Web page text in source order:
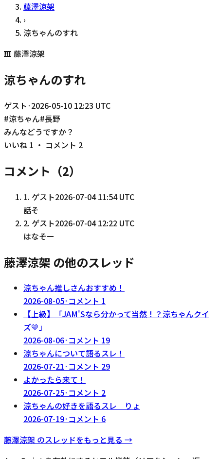
藤澤涼架
›
涼ちゃんのすれ
🎹 藤澤涼架
涼ちゃんのすれ
ゲスト ·2026-05-10 12:23 UTC
#涼ちゃん#長野
みんなどうですか？
いいね 1 ・ コメント 2
コメント（2）
1. ゲスト2026-07-04 11:54 UTC
話そ
2. ゲスト2026-07-04 12:22 UTC
はなそー
藤澤涼架 の他のスレッド
涼ちゃん推しさんおすすめ！
2026-08-05· コメント 1
【上級】「JAM'Sなら分かって当然！？涼ちゃんクイ
ズ💛」
2026-08-06· コメント 19
涼ちゃんについて語るスレ！
2026-07-21· コメント 29
よかったら来て！
2026-07-25· コメント 2
涼ちゃんの好きを語るスレ りょ
2026-07-19· コメント 6
藤澤涼架 のスレッドをもっと見る →